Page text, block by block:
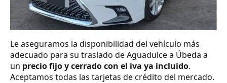
Le aseguramos la disponibilidad del vehículo más
adecuado para su traslado de Aguadulce a Úbeda a
un precio fijo y cerrado con el iva ya incluido.
Aceptamos todas las tarjetas de crédito del mercado.